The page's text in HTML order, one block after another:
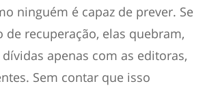
ninguém é capaz de prever. Se
recuperação, elas quebram,
apenas com as editoras,
Sem contar que isso